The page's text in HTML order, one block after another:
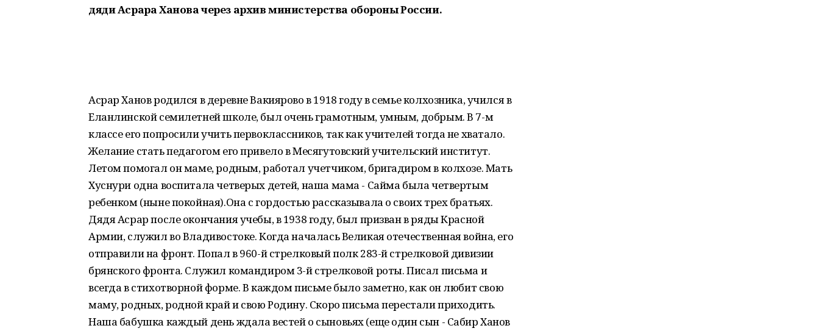
дяди Асрара Ханова через архив министерства обороны России.
Асрар Ханов родился в деревне Вакиярово в 1918 году в семье колхозника, учился в
Еланлинской семилетней школе, был очень грамотным, умным, добрым. В 7-м
классе его попросили учить первоклассников, так как учителей тогда не хватало.
Желание стать педагогом его привело в Месягутовский учительский институт.
Летом помогал он маме, родным, работал учетчиком, бригадиром в колхозе. Мать
Хуснури одна воспитала четверых детей, наша мама - Сайма была четвертым
ребенком (ныне покойная).Она с гордостью рассказывала о своих трех братьях.
Дядя Асрар после окончания учебы, в 1938 году, был призван в ряды Красной
Армии, служил во Владивостоке. Когда началась Великая отечественная война, его
отправили на фронт. Попал в 960-й стрелковый полк 283-й стрелковой дивизии
брянского фронта. Служил командиром 3-й стрелковой роты. Писал письма и
всегда в стихотворной форме. В каждом письме было заметно, как он любит свою
маму, родных, родной край и свою Родину. Скоро письма перестали приходить.
Наша бабушка каждый день ждала вестей о сыновьях (еще один сын - Сабир Ханов